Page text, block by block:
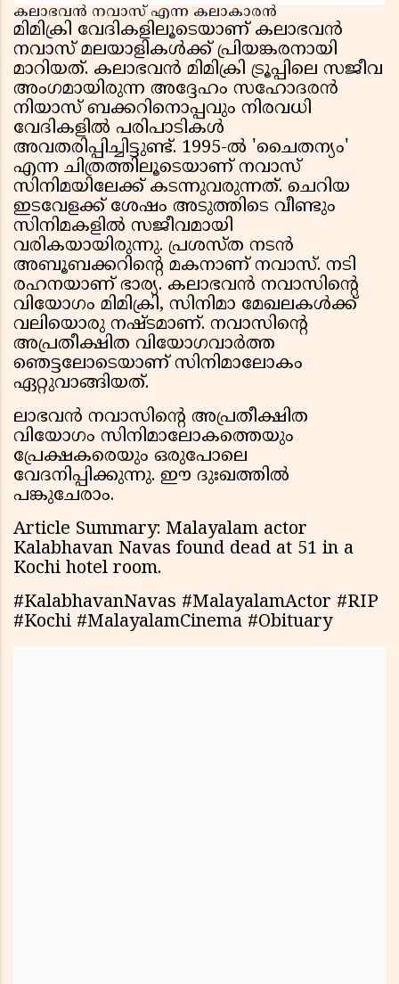
കലാഭവൻ നവാസ് എന്ന കലാകാരൻ
മിമിക്രി വേദികളിലൂടെയാണ് കലാഭവൻ
നവാസ് മലയാളികൾക്ക് പ്രിയങ്കരനായി
മാറിയത്. കലാഭവൻ മിമിക്രി ട്രൂപ്പിലെ സജീവ
അംഗമായിരുന്ന അദ്ദേഹം സഹോദരൻ
നിയാസ് ബക്കറിനൊപ്പവും നിരവധി
വേദികളിൽ പരിപാടികൾ
അവതരിപ്പിച്ചിട്ടുണ്ട്. 1995-ൽ 'ചൈതന്യം'
എന്ന ചിത്രത്തിലൂടെയാണ് നവാസ്
സിനിമയിലേക്ക് കടന്നുവരുന്നത്. ചെറിയ
ഇടവേളക്ക് ശേഷം അടുത്തിടെ വീണ്ടും
സിനിമകളിൽ സജീവമായി
വരികയായിരുന്നു. പ്രശസ്ത നടൻ
അബൂബക്കറിൻ്റെ മകനാണ് നവാസ്. നടി
രഹനയാണ് ഭാര്യ. കലാഭവൻ നവാസിൻ്റെ
വിയോഗം മിമിക്രി, സിനിമാ മേഖലകൾക്ക്
വലിയൊരു നഷ്ടമാണ്. നവാസിൻ്റെ
അപ്രതീക്ഷിത വിയോഗവാർത്ത
ഞെട്ടലോടെയാണ് സിനിമാലോകം
ഏറ്റുവാങ്ങിയത്.
ലാഭവൻ നവാസിൻ്റെ അപ്രതീക്ഷിത
വിയോഗം സിനിമാലോകത്തെയും
പ്രേക്ഷകരെയും ഒരുപോലെ
വേദനിപ്പിക്കുന്നു. ഈ ദുഃഖത്തിൽ
പങ്കുചേരാം.
Article Summary: Malayalam actor
Kalabhavan Navas found dead at 51 in a
Kochi hotel room.
#KalabhavanNavas #MalayalamActor #RIP
#Kochi #MalayalamCinema #Obituary